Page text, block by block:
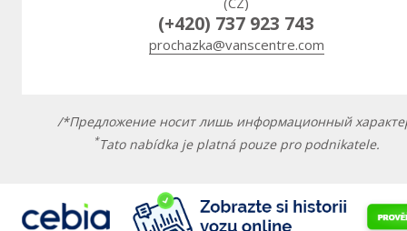
(+420) 737 923 743
prochazka@vanscentre.com
/*Предложение носит лишь информационный
*Tato nabídka je platná pouze pro podnikatele.